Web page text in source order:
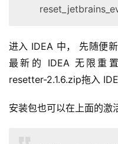
进入 IDEA 中， 先随便
最新的 IDEA 无限重
resetter-2.1.6.zip拖入
安装包也可以在上面的激